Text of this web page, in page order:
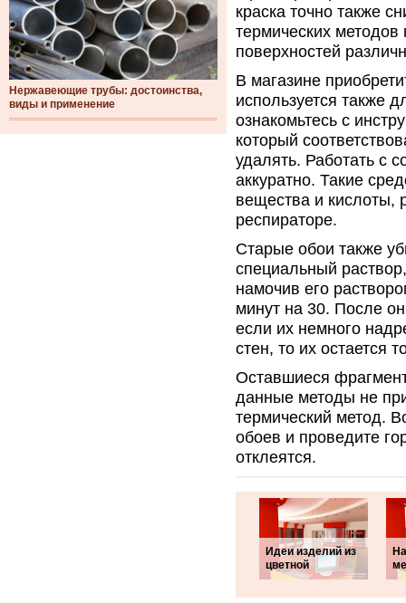
Нержавеющие трубы: достоинства,
виды и применение
краска точно также
термических
поверхностей
В магазине
используется также
ознакомьтесь с
который
удалять. Работать с
аккуратно. Такие
вещества и кислоты,
респираторе.
Старые обои также
специальный
намочив его
минут на 30. После
если их немного
стен, то их остается
Оставшиеся
данные методы не
термический метод.
обоев и проведите
отклеятся.
Идеи изделий из
цветной